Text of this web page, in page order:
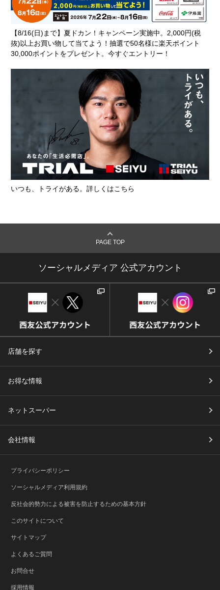
【8/16(日)まで】夏ドカン！キャンペーン実施中。2,000円(税
抜)以上お買い物して当てよう！抽選で50名様に楽天ポイント
30,000ポイントをプレゼント。今すぐエントリー！
いつも、トライがある。詳しくはこちら
PAGE TOP
ソーシャルメディア 公式アカウント
店舗を探す
お得な情報
ネットスーパー
会社情報
プライバシーポリシー
ソーシャルメディア利用規約
反社会的勢力による被害を防止するための基本方針
このサイトについて
サイトマップ
よくあるご質問
お問合せ
採用情報